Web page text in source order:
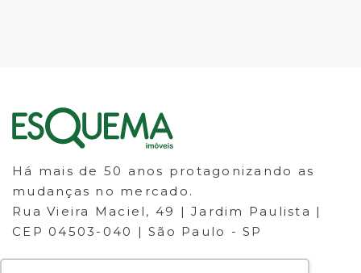
Há mais de 50 anos protagonizando as
mudanças no mercado.
Rua Vieira Maciel, 49 | Jardim Paulista |
CEP 04503-040 | São Paulo - SP